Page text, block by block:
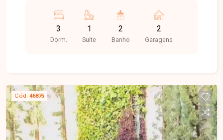
social, cozinha integrada com pia em granito, área
de serviço coberta, banheiro externo, lavanderia,
spa, churrasqueira, 2 vagas de garagem cobertas,
com piso em porcelanato, esquadrias de alumínio
e teto rebaixado em gesso.
3
Dorm.
1
Suite
2
Banho
2
Garagens
Cód. 46875